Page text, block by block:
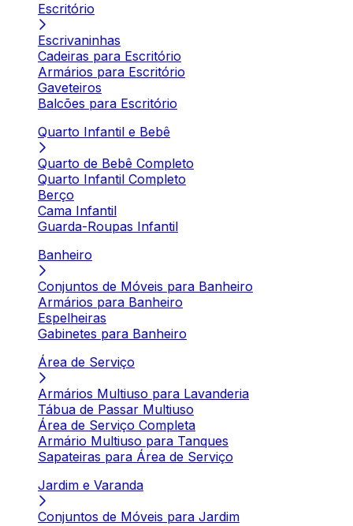
Escritório
Escrivaninhas
Cadeiras para Escritório
Armários para Escritório
Gaveteiros
Balcões para Escritório
Quarto Infantil e Bebê
Quarto de Bebê Completo
Quarto Infantil Completo
Berço
Cama Infantil
Guarda-Roupas Infantil
Banheiro
Conjuntos de Móveis para Banheiro
Armários para Banheiro
Espelheiras
Gabinetes para Banheiro
Área de Serviço
Armários Multiuso para Lavanderia
Tábua de Passar Multiuso
Área de Serviço Completa
Armário Multiuso para Tanques
Sapateiras para Área de Serviço
Jardim e Varanda
Conjuntos de Móveis para Jardim